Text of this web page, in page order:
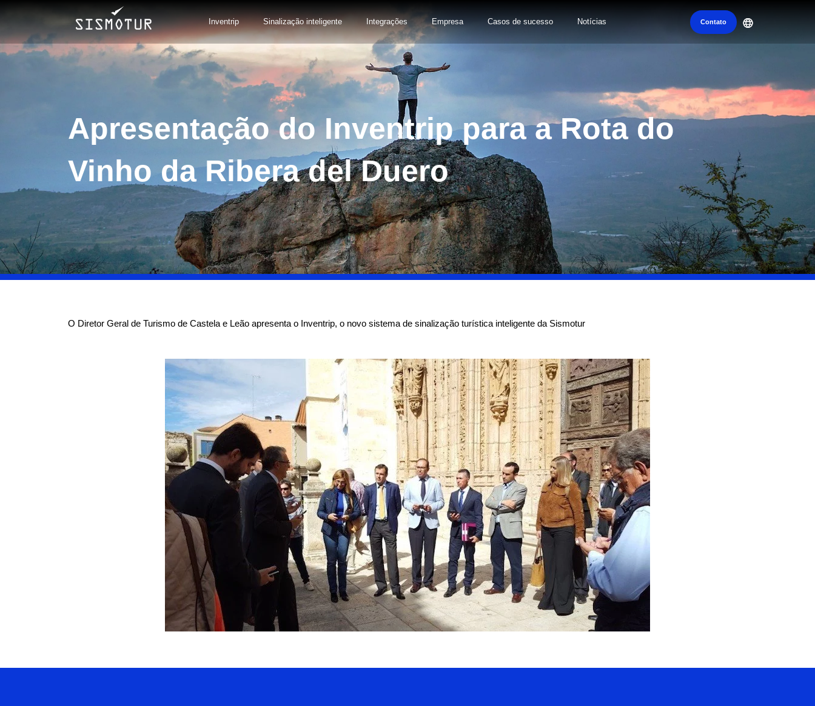
content
Inventrip Sinalização inteligente Integrações Empresa Casos de sucesso Notícias Contato
Apresentação do Inventrip para a Rota do
Vinho da Ribera del Duero
O Diretor Geral de Turismo de Castela e Leão apresenta o Inventrip, o novo sistema de sinalização turística inteligente da Sismotur